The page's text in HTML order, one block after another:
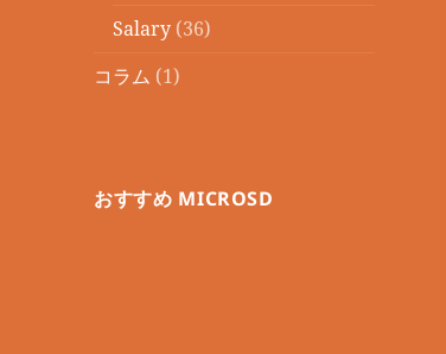
Salary (36)
コラム (1)
おすすめ MICROSD